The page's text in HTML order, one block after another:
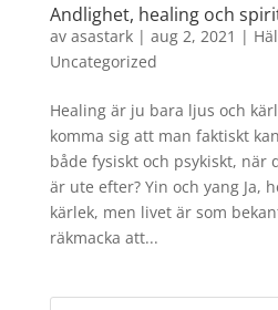
Andlighet, healing och
av asastark| aug 2, 2021 |
Uncategorized
Healing är ju bara ljus och
komma sig att man faktiskt
både fysiskt och psykiskt, när
är ute efter? Yin och yang Ja,
kärlek, men livet är som
räkmacka att...